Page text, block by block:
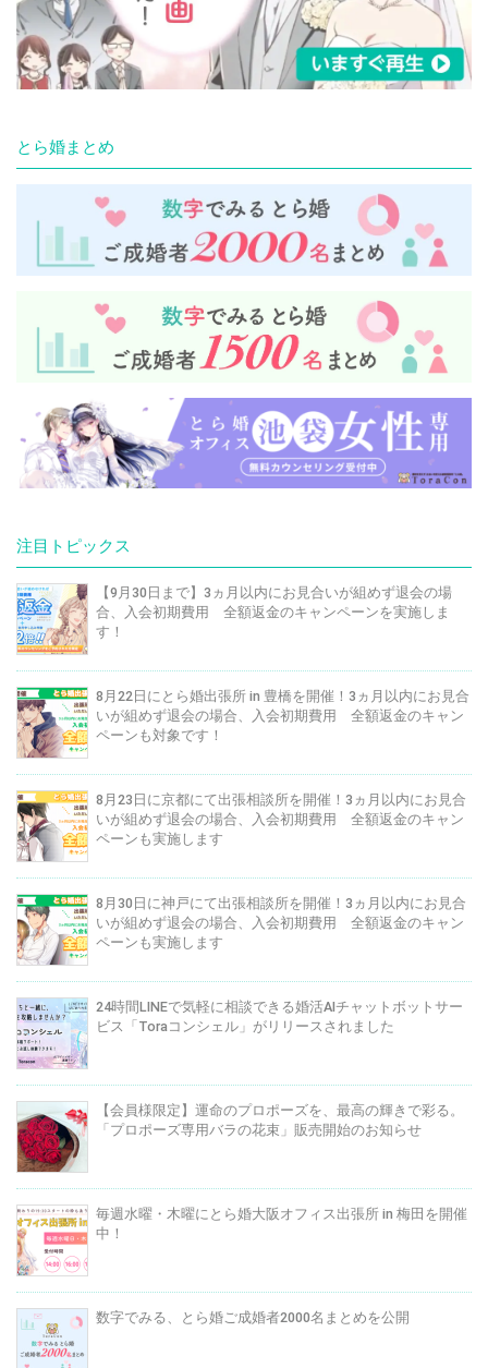
とら婚まとめ
注目トピックス
【9月30日まで】3ヵ月以内にお見合いが組めず退会の場
合、入会初期費用 全額返金のキャンペーンを実施しま
す！
8月22日にとら婚出張所 in 豊橋を開催！3ヵ月以内にお見合
いが組めず退会の場合、入会初期費用 全額返金のキャン
ペーンも対象です！
8月23日に京都にて出張相談所を開催！3ヵ月以内にお見合
いが組めず退会の場合、入会初期費用 全額返金のキャン
ペーンも実施します
8月30日に神戸にて出張相談所を開催！3ヵ月以内にお見合
いが組めず退会の場合、入会初期費用 全額返金のキャン
ペーンも実施します
24時間LINEで気軽に相談できる婚活AIチャットボットサー
ビス「Toraコンシェル」がリリースされました
【会員様限定】運命のプロポーズを、最高の輝きで彩る。
「プロポーズ専用バラの花束」販売開始のお知らせ
毎週水曜・木曜にとら婚大阪オフィス出張所 in 梅田を開催
中！
数字でみる、とら婚ご成婚者2000名まとめを公開